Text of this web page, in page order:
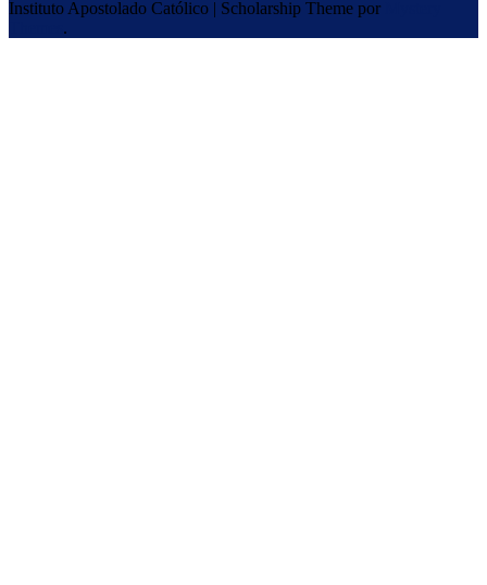
Instituto Apostolado Católico | Scholarship Theme por
.